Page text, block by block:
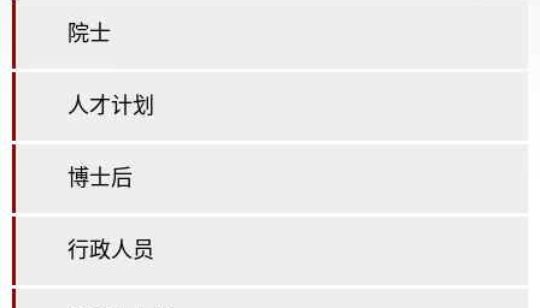
院士
人才计划
博士后
行政人员